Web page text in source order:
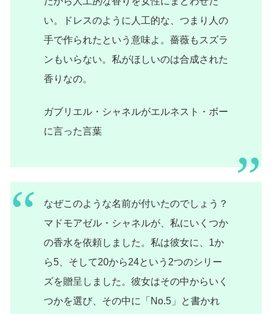
い。ドレスのように人工的な、つまり人の
手で作られたという意味よ。薔薇もスズラ
ンもいらない。私がほしいのは合成された
香りなの。
ガブリエル・シャネルがエルネスト・ボー
に言った言葉
なぜこのような名前が付いたのでしょう？
マドモアゼル・シャネルが、私にいくつか
の香水を依頼しました。私は彼女に、1か
ら5、そして20から24という2つのシリー
ズを贈呈しました。彼女はその中からいく
つかを選び、その中に「No.5」と書かれ